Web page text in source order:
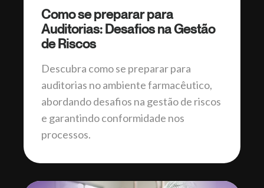
Como se preparar para
Auditorias: Desafios na Gestão
de Riscos
Descubra como se preparar para
auditorias no ambiente farmacêutico,
abordando desafios na gestão de riscos
e garantindo conformidade nos
processos.